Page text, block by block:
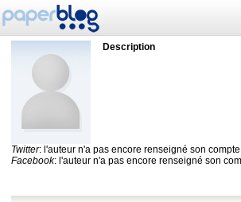
Description
Twitter: l'auteur n'a pas encore renseigné son compte
Facebook: l'auteur n'a pas encore renseigné son